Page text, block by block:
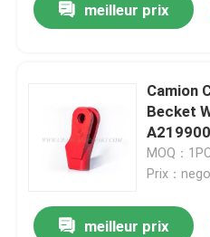
meilleur prix
Camion
Becket
MOQ：
Prix：
meilleur prix